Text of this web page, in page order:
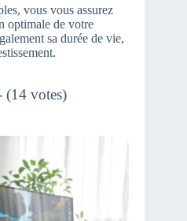
vous vous assurez
optimale de votre
sa durée de vie,
(14 votes)